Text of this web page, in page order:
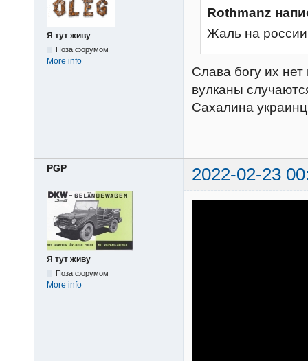
Я тут живу
Поза форумом
More info
Rothmanz
Жаль на россии
Слава богу их
вулканы
Сахалина
PGP 2022-02-23
Я тут живу
Поза форумом
More info